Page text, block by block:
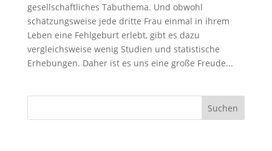
gesellschaftliches Tabuthema. Und obwohl
schätzungsweise jede dritte Frau einmal in ihrem
Leben eine Fehlgeburt erlebt, gibt es dazu
vergleichsweise wenig Studien und statistische
Erhebungen. Daher ist es uns eine große Freude...